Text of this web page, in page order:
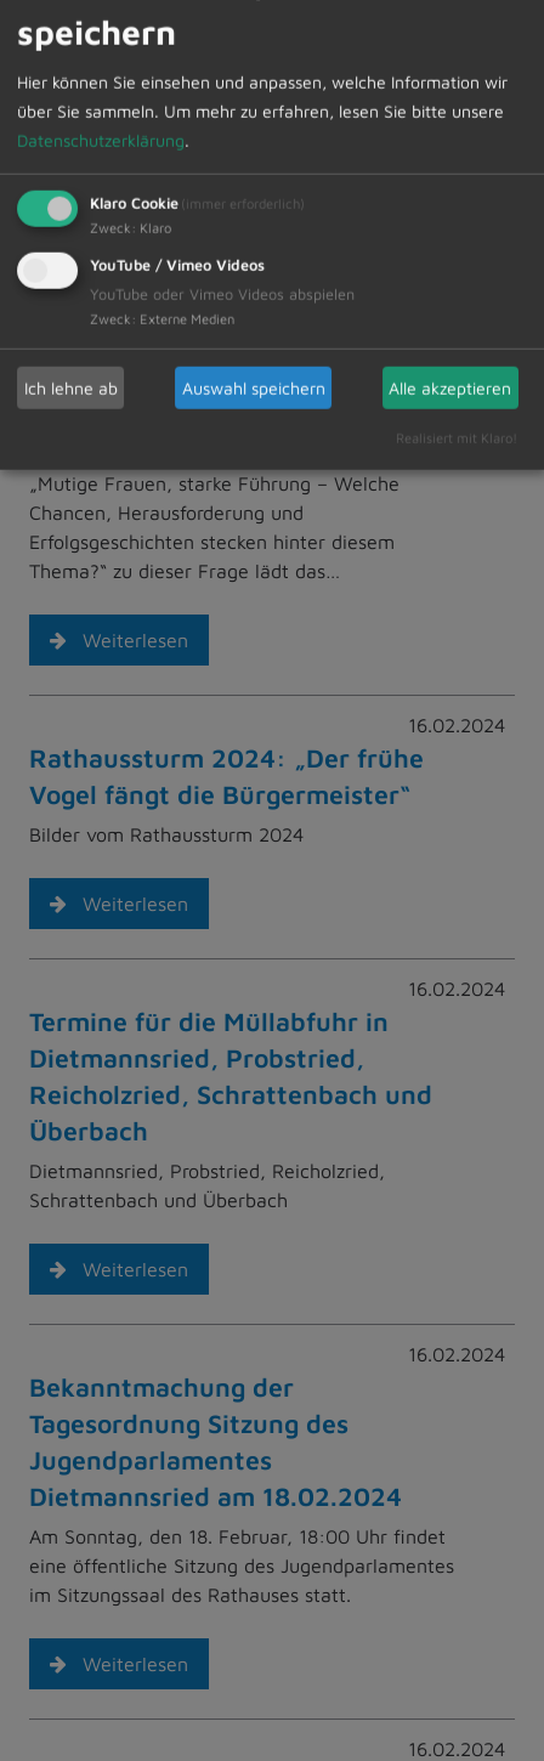
Weiterlesen
23.02.2024
Informationen der Jugendpflege
Einladung zum Oberallgäuer
Weltfrauentag am 8. März 2024
„Mutige Frauen, starke Führung – Welche
Chancen, Herausforderung und
Erfolgsgeschichten stecken hinter diesem
Thema?“ zu dieser Frage lädt das…
Weiterlesen
16.02.2024
Rathaussturm 2024: „Der frühe
Vogel fängt die Bürgermeister“
Bilder vom Rathaussturm 2024
Weiterlesen
16.02.2024
Termine für die Müllabfuhr in
Dietmannsried, Probstried,
Reicholzried, Schrattenbach und
Überbach
Dietmannsried, Probstried, Reicholzried,
Schrattenbach und Überbach
Weiterlesen
16.02.2024
Bekanntmachung der
Tagesordnung Sitzung des
Jugendparlamentes
Dietmannsried am 18.02.2024
Am Sonntag, den 18. Februar, 18:00 Uhr findet
eine öffentliche Sitzung des Jugendparlamentes
im Sitzungssaal des Rathauses statt.
Weiterlesen
16.02.2024
speichern
Hier können Sie einsehen und anpassen, welche Information wir
über Sie sammeln. Um mehr zu erfahren, lesen Sie bitte unsere
Datenschutzerklärung.
Klaro Cookie (immer erforderlich)
Zweck : Klaro
YouTube / Vimeo Videos
YouTube oder Vimeo Videos abspielen
Zweck : Externe Medien
Ich lehne ab Auswahl speichern Alle akzeptieren
Realisiert mit Klaro!